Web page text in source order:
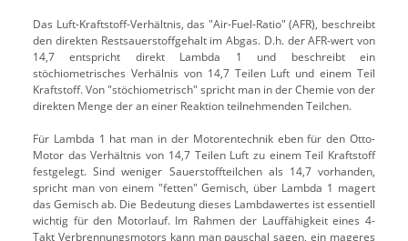
Das Luft-Kraftstoff-Verhältnis, das "Air-Fuel-Ratio" (AFR), beschreibt
den direkten Restsauerstoffgehalt im Abgas. D.h. der AFR-wert von
14,7 entspricht direkt Lambda 1 und beschreibt ein
stöchiometrisches Verhälnis von 14,7 Teilen Luft und einem Teil
Kraftstoff. Von "stöchiometrisch" spricht man in der Chemie von der
direkten Menge der an einer Reaktion teilnehmenden Teilchen.
Für Lambda 1 hat man in der Motorentechnik eben für den Otto-
Motor das Verhältnis von 14,7 Teilen Luft zu einem Teil Kraftstoff
festgelegt. Sind weniger Sauerstoffteilchen als 14,7 vorhanden,
spricht man von einem "fetten" Gemisch, über Lambda 1 magert
das Gemisch ab. Die Bedeutung dieses Lambdawertes ist essentiell
wichtig für den Motorlauf. Im Rahmen der Lauffähigkeit eines 4-
Takt Verbrennungsmotors kann man pauschal sagen, ein mageres